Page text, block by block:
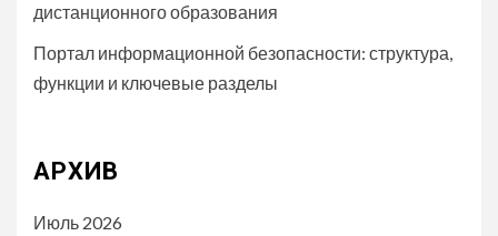
дистанционного образования
Портал информационной безопасности: структура,
функции и ключевые разделы
АРХИВ
Июль 2026